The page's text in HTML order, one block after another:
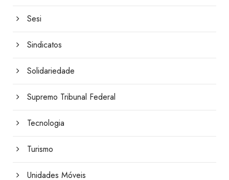
Sesi
Sindicatos
Solidariedade
Supremo Tribunal Federal
Tecnologia
Turismo
Unidades Móveis